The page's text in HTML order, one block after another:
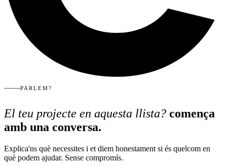
PARLEM?
El teu projecte en aquesta llista? comença
amb una conversa.
Explica'ns què necessites i et diem honestament si és quelcom en
què podem ajudar. Sense compromís.